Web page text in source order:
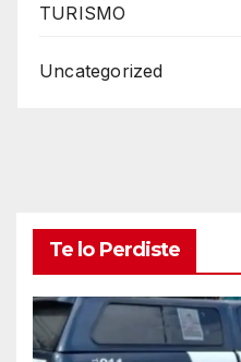
TURISMO
Uncategorized
Te lo Perdiste